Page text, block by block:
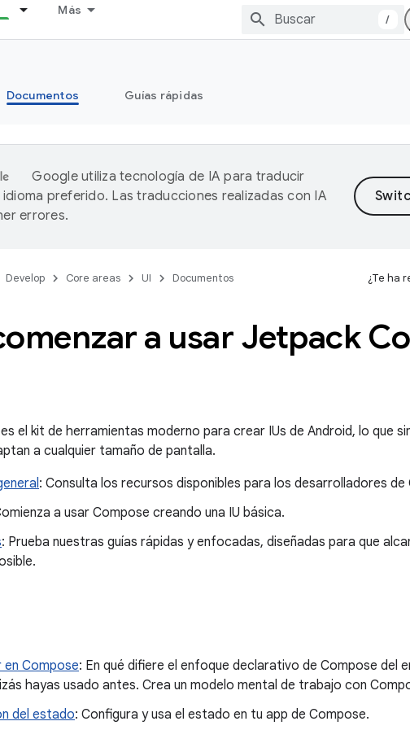
Más
/
Documentos Guías rápidas
Google utiliza tecnología de IA para traducir
preferido. Las traducciones realizadas con IA
errores.
Develop Core areas UI Documentos ¿Te ha
a usar Jetpack
el kit de herramientas moderno para crear IUs de Android, lo que
a cualquier tamaño de pantalla.
: Consulta los recursos disponibles para los desarrolladores de
a usar Compose creando una IU básica.
: Prueba nuestras guías rápidas y enfocadas, diseñadas para que
en Compose: En qué difiere el enfoque declarativo de Compose del
hayas usado antes. Crea un modelo mental de trabajo con
del estado: Configura y usa el estado en tu app de Compose.